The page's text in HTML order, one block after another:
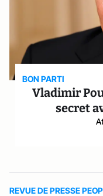
BON PARTI
Vladimir
secret
REVUE DE PRESSE